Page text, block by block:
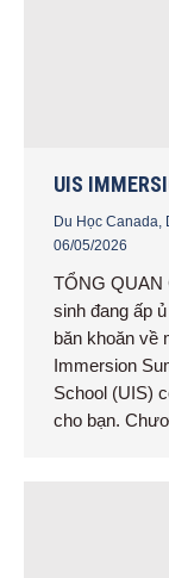
UIS
Du Học Canada
06/05/2026
TỔNG QUAN
sinh đang ấp
băn khoăn về
Immersion
School (UIS)
cho bạn.